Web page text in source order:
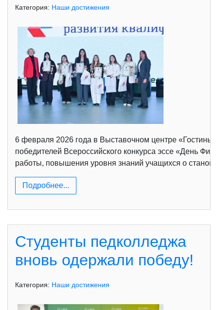
Категория: Наши достижения
6 февраля 2026 года в Выставочном центре
победителей Всероссийского конкурса эссе «День
работы, повышения уровня знаний учащихся о
Подробнее...
Студенты педколледжа
вновь одержали победу!
Категория: Наши достижения